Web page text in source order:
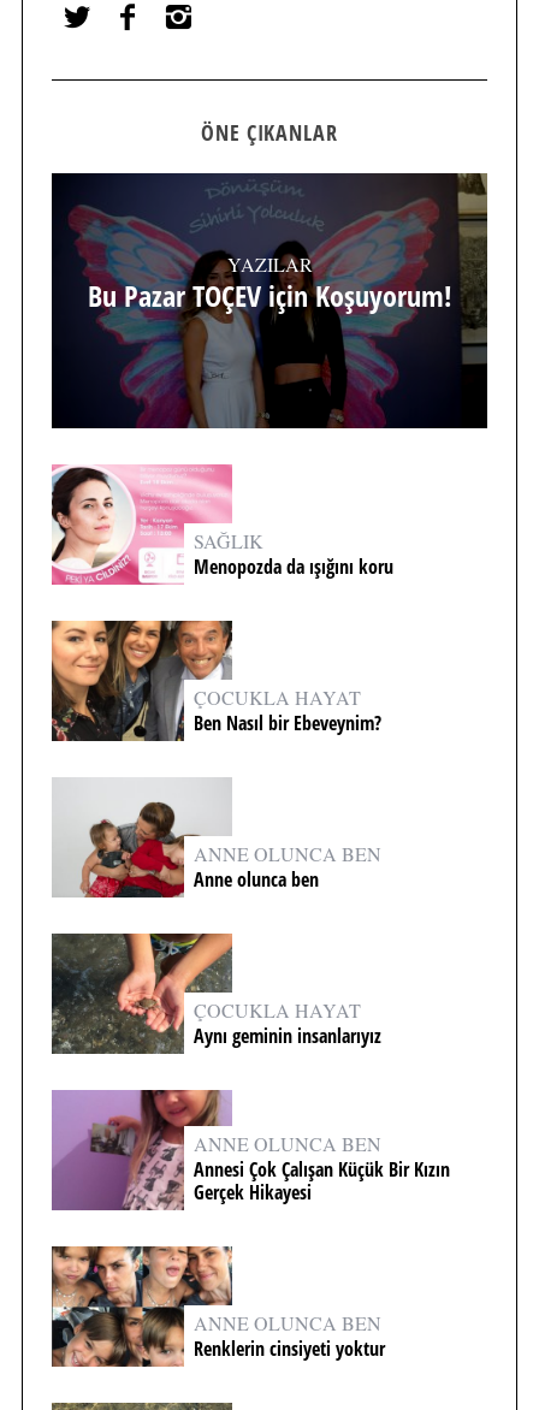
ÖNE ÇIKANLAR
YAZILAR
Bu Pazar TOÇEV için Koşuyorum!
SAĞLIK
Menopozda da ışığını koru
ÇOCUKLA HAYAT
Ben Nasıl bir Ebeveynim?
ANNE OLUNCA BEN
Anne olunca ben
ÇOCUKLA HAYAT
Aynı geminin insanlarıyız
ANNE OLUNCA BEN
Annesi Çok Çalışan Küçük Bir Kızın
Gerçek Hikayesi
ANNE OLUNCA BEN
Renklerin cinsiyeti yoktur